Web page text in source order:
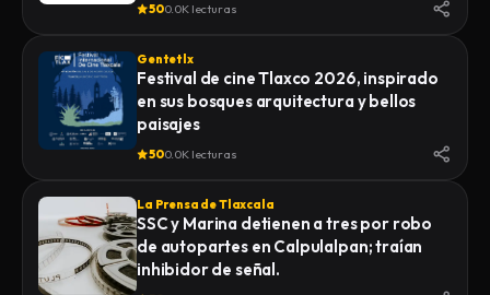
500.0K lecturas
Gentetlx
Festival de cine Tlaxco 2026, inspirado
en sus bosques arquitectura y bellos
paisajes
500.0K lecturas
La Prensa de Tlaxcala
SSC y Marina detienen a tres por robo
de autopartes en Calpulalpan; traían
inhibidor de señal.